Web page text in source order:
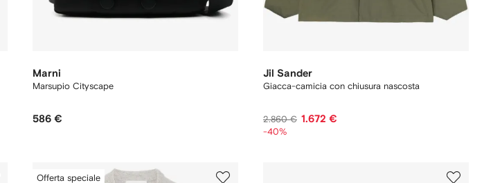
Marni
Marsupio Cityscape
586 €
Jil Sander
Giacca-camicia con chiusura nascosta
2.860 € 1.672 €
-40%
Offerta speciale